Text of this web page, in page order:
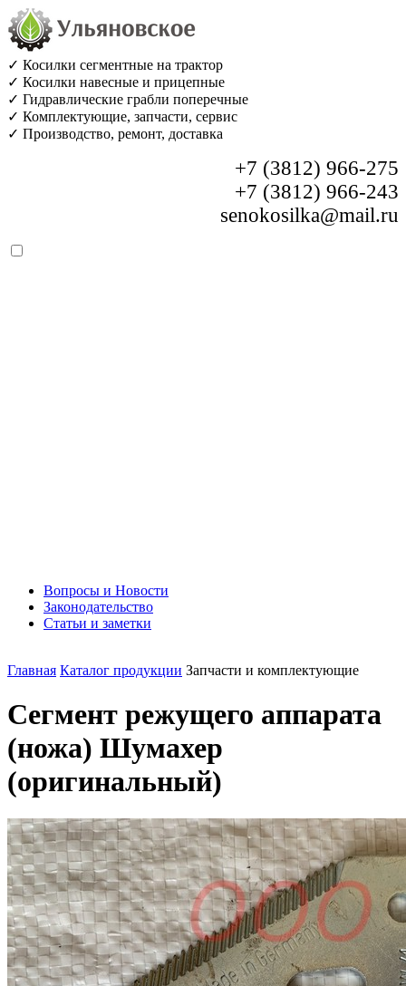
✓ Косилки сегментные на трактор
✓ Косилки навесные и прицепные
✓ Гидравлические грабли поперечные
✓ Комплектующие, запчасти, сервис
✓ Производство, ремонт, доставка
+7 (3812) 966-275
+7 (3812) 966-243
senokosilka@mail.ru
Вопросы и Новости
Законодательство
Статьи и заметки
Главная Каталог продукции Запчасти и комплектующие
Сегмент режущего аппарата
(ножа) Шумахер
(оригинальный)